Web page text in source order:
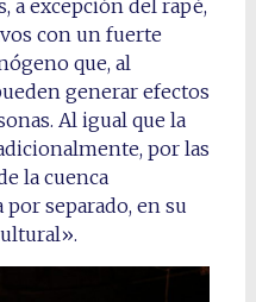
a excepción del rapé,
con un fuerte
que, al
generar efectos
Al igual que la
por las
la cuenca
por separado, en su